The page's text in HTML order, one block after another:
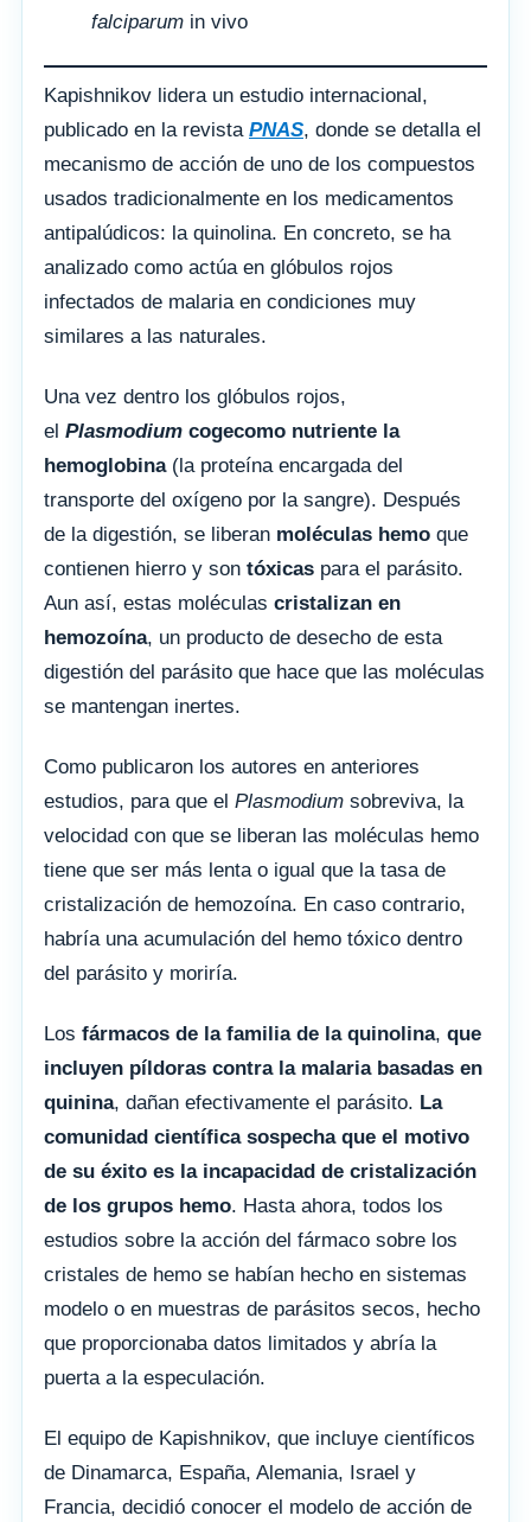
falciparum in vivo
Kapishnikov lidera un estudio internacional,
publicado en la revista PNAS, donde se detalla el
mecanismo de acción de uno de los compuestos
usados tradicionalmente en los medicamentos
antipalúdicos: la quinolina. En concreto, se ha
analizado como actúa en glóbulos rojos
infectados de malaria en condiciones muy
similares a las naturales.
Una vez dentro los glóbulos rojos,
el Plasmodium cogecomo nutriente la
hemoglobina(la proteína encargada del
transporte del oxígeno por la sangre). Después
de la digestión, se liberan moléculas hemo que
contienen hierro y son tóxicas para el parásito.
Aun así, estas moléculas cristalizan en
hemozoína, un producto de desecho de esta
digestión del parásito que hace que las moléculas
se mantengan inertes.
Como publicaron los autores en anteriores
estudios, para que el Plasmodium sobreviva, la
velocidad con que se liberan las moléculas hemo
tiene que ser más lenta o igual que la tasa de
cristalización de hemozoína. En caso contrario,
habría una acumulación del hemo tóxico dentro
del parásito y moriría.
Los fármacos de la familia de la quinolina, que
incluyen píldoras contra la malaria basadas en
quinina, dañan efectivamente el parásito. La
comunidad científica sospecha que el motivo
de su éxito es la incapacidad de cristalización
de los grupos hemo. Hasta ahora, todos los
estudios sobre la acción del fármaco sobre los
cristales de hemo se habían hecho en sistemas
modelo o en muestras de parásitos secos, hecho
que proporcionaba datos limitados y abría la
puerta a la especulación.
El equipo de Kapishnikov, que incluye científicos
de Dinamarca, España, Alemania, Israel y
Francia, decidió conocer el modelo de acción de